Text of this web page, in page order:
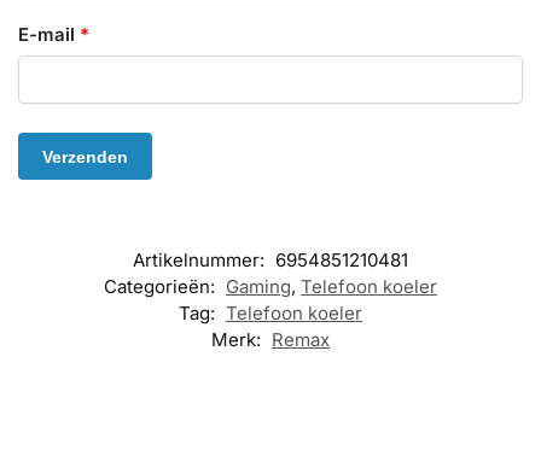
E-mail *
Artikelnummer: 6954851210481
Categorieën: Gaming, Telefoon koeler
Tag: Telefoon koeler
Merk: Remax